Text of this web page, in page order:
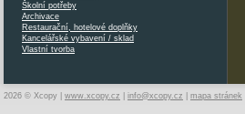
Školní potřeby
Archivace
Restaurační, hotelové doplňky
Kancelářské vybavení / sklad
Vlastní tvorba
2026 © Xcopy | www.xcopy.cz info@xcopy.cz mapa stránek